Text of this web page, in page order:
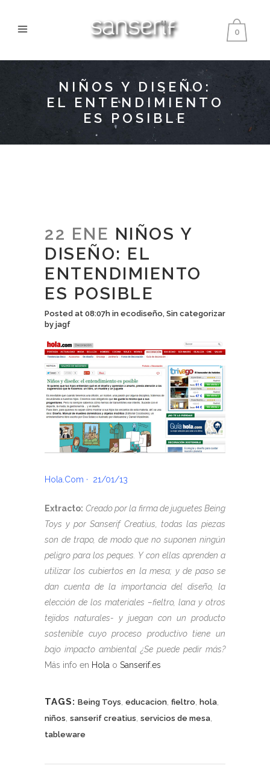
0
NIÑOS Y DISEÑO:
EL ENTENDIMIENTO
ES POSIBLE
22 ENE NIÑOS Y
DISEÑO: EL
ENTENDIMIENTO
ES POSIBLE
Posted at 08:07h in ecodiseño, Sin categorizar
by jagf
Hola.Com · 21/01/13
Extracto: Creado por la firma de juguetes Being
Toys y por Sanserif Creatius, todas las piezas
son de trapo, de modo que no suponen ningún
peligro para los peques. Y con ellas aprenden a
utilizar los cubiertos en la mesa; y de paso se
dan cuenta de la importancia del diseño, la
elección de los materiales –fieltro, lana y otros
tejidos naturales- y juegan con un producto
sostenible cuyo proceso productivo tiene un
bajo impacto ambiental ¿Se puede pedir más?
Más info en Hola o Sanserif.es
TAGS: Being Toys educacion fieltro hola
niños sanserif creatius servicios de mesa
tableware